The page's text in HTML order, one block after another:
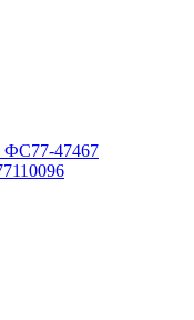
ФС77-47467